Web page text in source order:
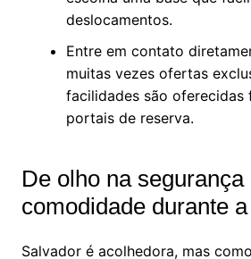
deslocamentos.
Entre em contato
muitas vezes ofertas
facilidades são oferecidas
portais de reserva.
De olho na segurança
comodidade durante
Salvador é acolhedora, mas